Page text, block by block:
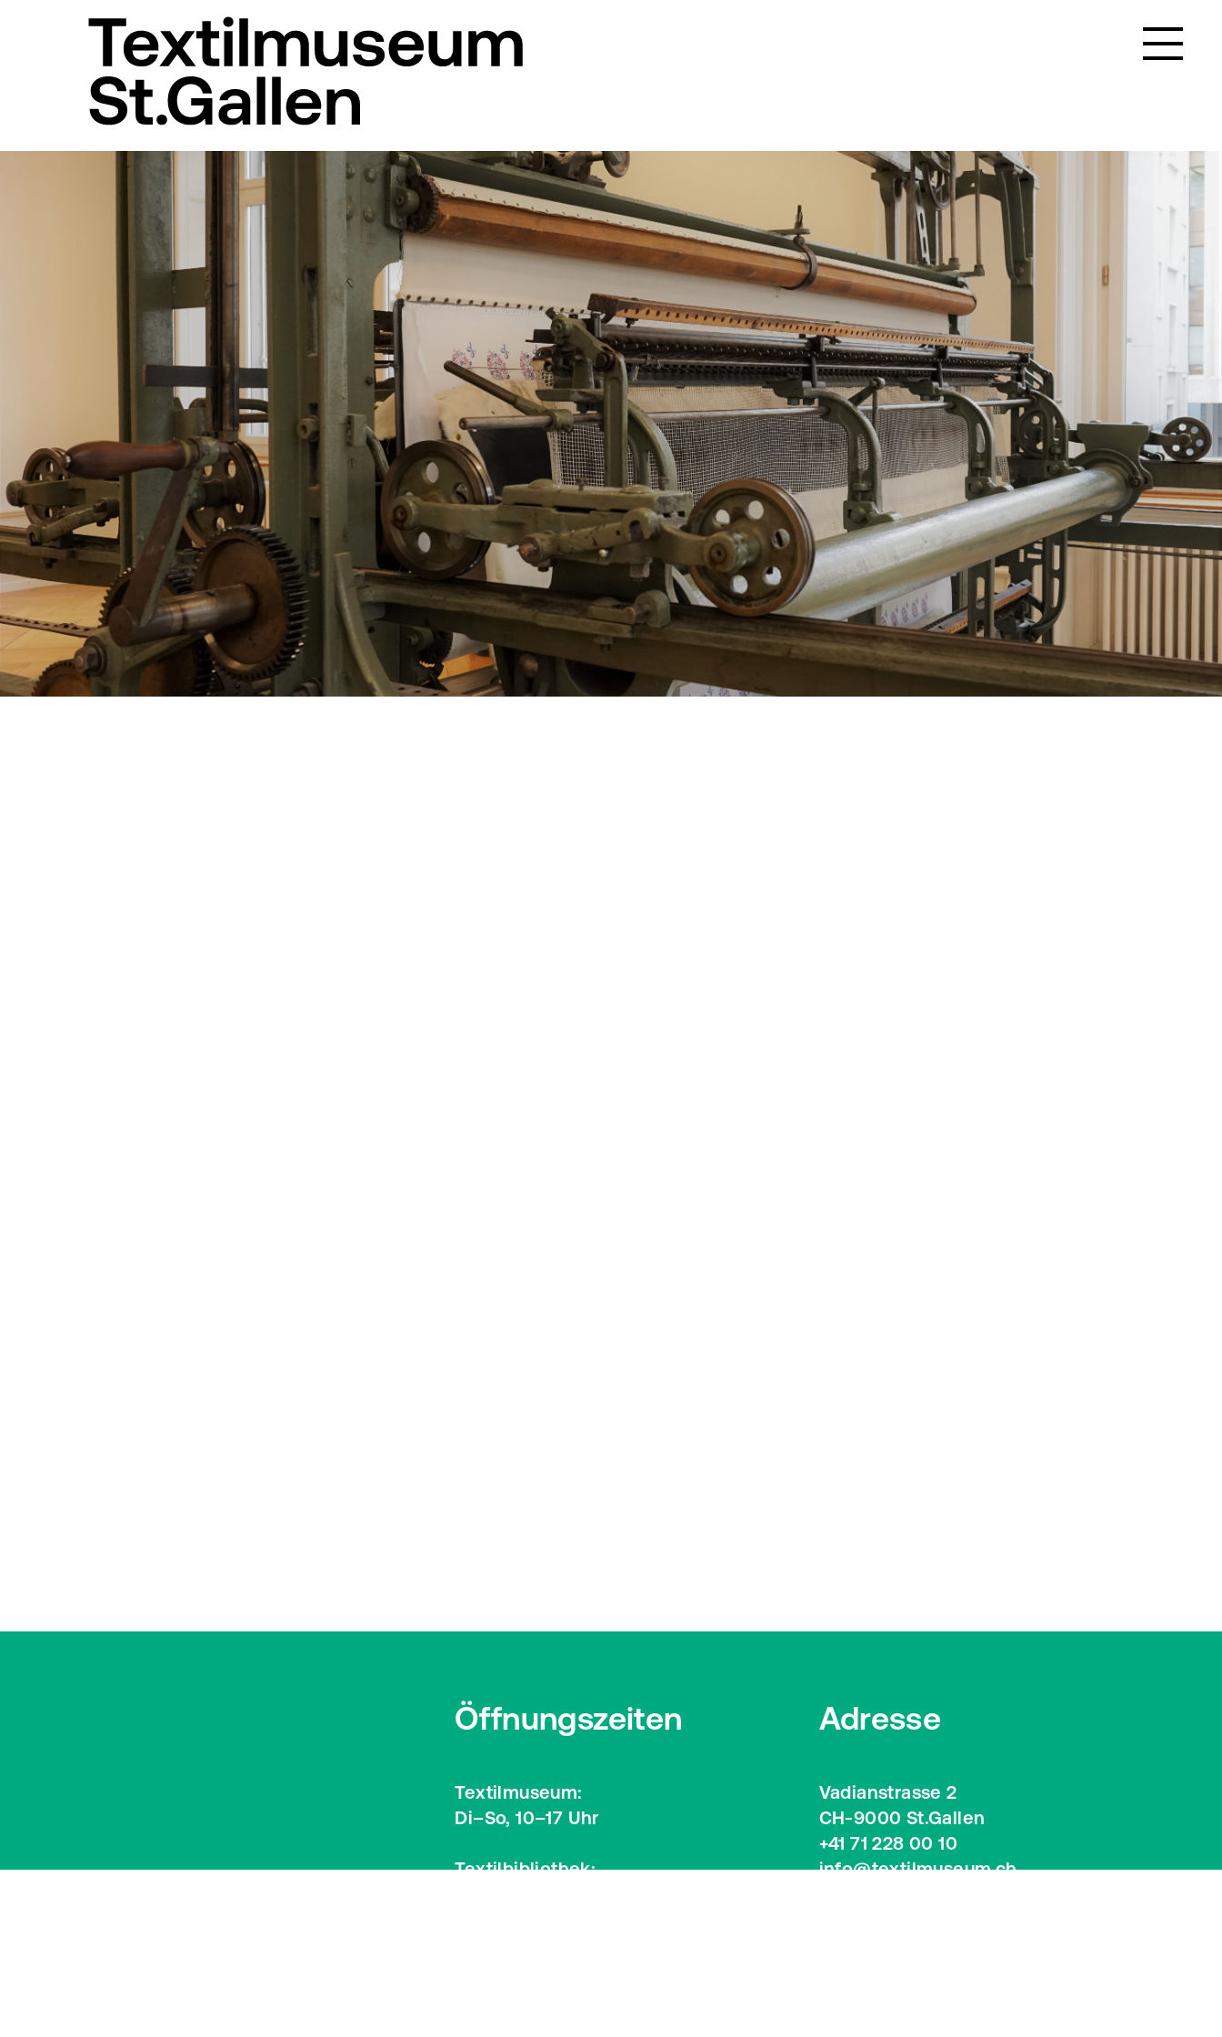
Öffnungszeiten
Textilmuseum:
Di–So, 10–17 Uhr
Textilbibliothek:
Adresse
Vadianstrasse 2
CH-9000 St.Gallen
+41 71 228 00 10
info@textilmuseum.ch